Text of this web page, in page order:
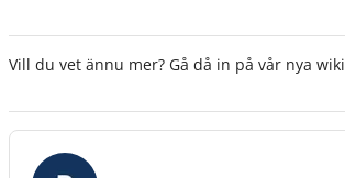
Vill du vet ännu mer? Gå då in på vår nya wiki